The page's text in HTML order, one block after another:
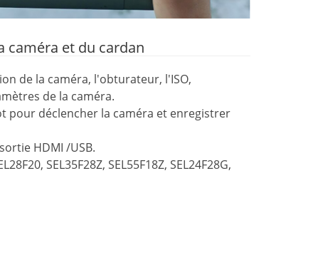
caméra et du cardan
de la caméra, l'obturateur, l'ISO,
de la caméra.
pour déclencher la caméra et enregistrer
HDMI /USB.
SEL35F28Z, SEL55F18Z, SEL24F28G,